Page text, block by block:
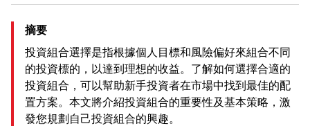
摘要
投資組合選擇是指根據個人目標和風險偏好來組合不同
的投資標的，以達到理想的收益。了解如何選擇合適的
投資組合，可以幫助新手投資者在市場中找到最佳的配
置方案。本文將介紹投資組合的重要性及基本策略，激
發您規劃自己投資組合的興趣。